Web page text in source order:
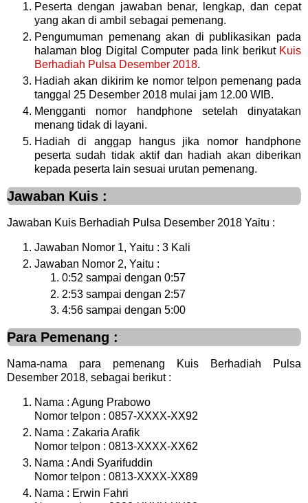
Peserta dengan jawaban benar, lengkap, dan cepat
yang akan di ambil sebagai pemenang.
Pengumuman pemenang akan di publikasikan pada
halaman blog Digital Computer pada link berikut Kuis
Berhadiah Pulsa Desember 2018.
Hadiah akan dikirim ke nomor telpon pemenang pada
tanggal 25 Desember 2018 mulai jam 12.00 WIB.
Mengganti nomor handphone setelah dinyatakan
menang tidak di layani.
Hadiah di anggap hangus jika nomor handphone
peserta sudah tidak aktif dan hadiah akan diberikan
kepada peserta lain sesuai urutan pemenang.
Jawaban Kuis :
Jawaban Kuis Berhadiah Pulsa Desember 2018 Yaitu :
Jawaban Nomor 1, Yaitu : 3 Kali
Jawaban Nomor 2, Yaitu :
0:52 sampai dengan 0:57
2:53 sampai dengan 2:57
4:56 sampai dengan 5:00
Para Pemenang :
Nama-nama para pemenang Kuis Berhadiah Pulsa
Desember 2018, sebagai berikut :
Nama : Agung Prabowo
Nomor telpon : 0857-XXXX-XX92
Nama : Zakaria Arafik
Nomor telpon : 0813-XXXX-XX62
Nama : Andi Syarifuddin
Nomor telpon : 0813-XXXX-XX89
Nama : Erwin Fahri